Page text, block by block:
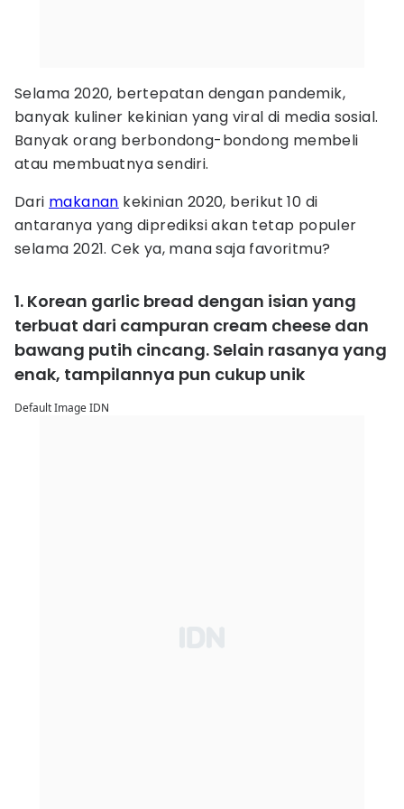
Selama 2020, bertepatan dengan pandemik,
banyak kuliner kekinian yang viral di media sosial.
Banyak orang berbondong-bondong membeli
atau membuatnya sendiri.
Dari makanan kekinian 2020, berikut 10 di
antaranya yang diprediksi akan tetap populer
selama 2021. Cek ya, mana saja favoritmu?
1. Korean garlic bread dengan isian yang
terbuat dari campuran cream cheese dan
bawang putih cincang. Selain rasanya yang
enak, tampilannya pun cukup unik
Default Image IDN